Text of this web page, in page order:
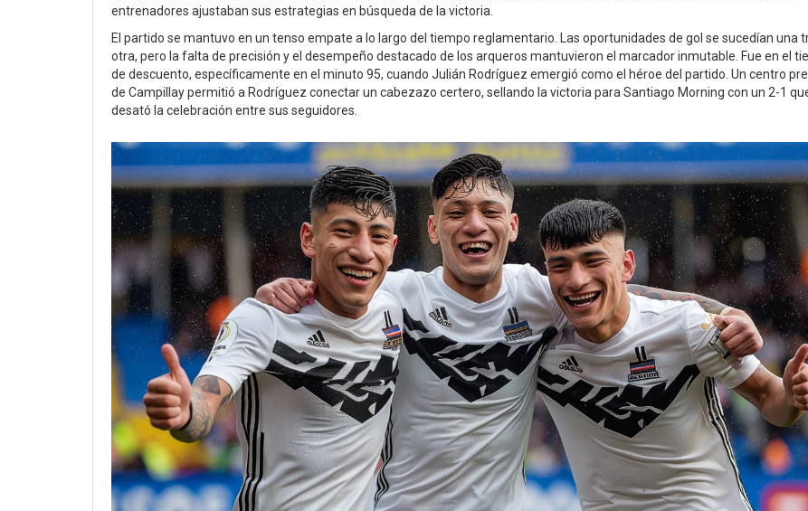
entrenadores ajustaban sus estrategias en búsqueda de la victoria.
El partido se mantuvo en un tenso empate a lo largo del tiempo reglamentario. Las oportunidades de gol se sucedían una
otra, pero la falta de precisión y el desempeño destacado de los arqueros mantuvieron el marcador inmutable. Fue en el
de descuento, específicamente en el minuto 95, cuando Julián Rodríguez emergió como el héroe del partido. Un centro
de Campillay permitió a Rodríguez conectar un cabezazo certero, sellando la victoria para Santiago Morning con un 2-1
desató la celebración entre sus seguidores.